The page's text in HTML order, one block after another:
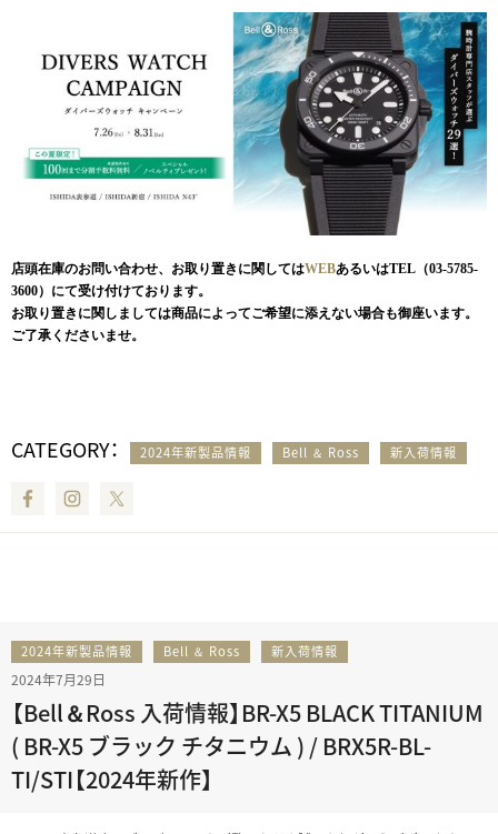
店頭在庫のお問い合わせ、お取り置きに関してはWEBあるいはTEL（03-5785-
3600）にて受け付けております。
お取り置きに関しましては商品によってご希望に添えない場合も御座います。
ご了承くださいませ。
CATEGORY： 2024年新製品情報 Bell ＆ Ross 新入荷情報
FacebookInstagram
2024年新製品情報 Bell ＆ Ross 新入荷情報
2024年7月29日
【Bell＆Ross 入荷情報】BR-X5 BLACK TITANIUM
( BR-X5 ブラック チタニウム ) / BRX5R-BL-
TI/STI【2024年新作】